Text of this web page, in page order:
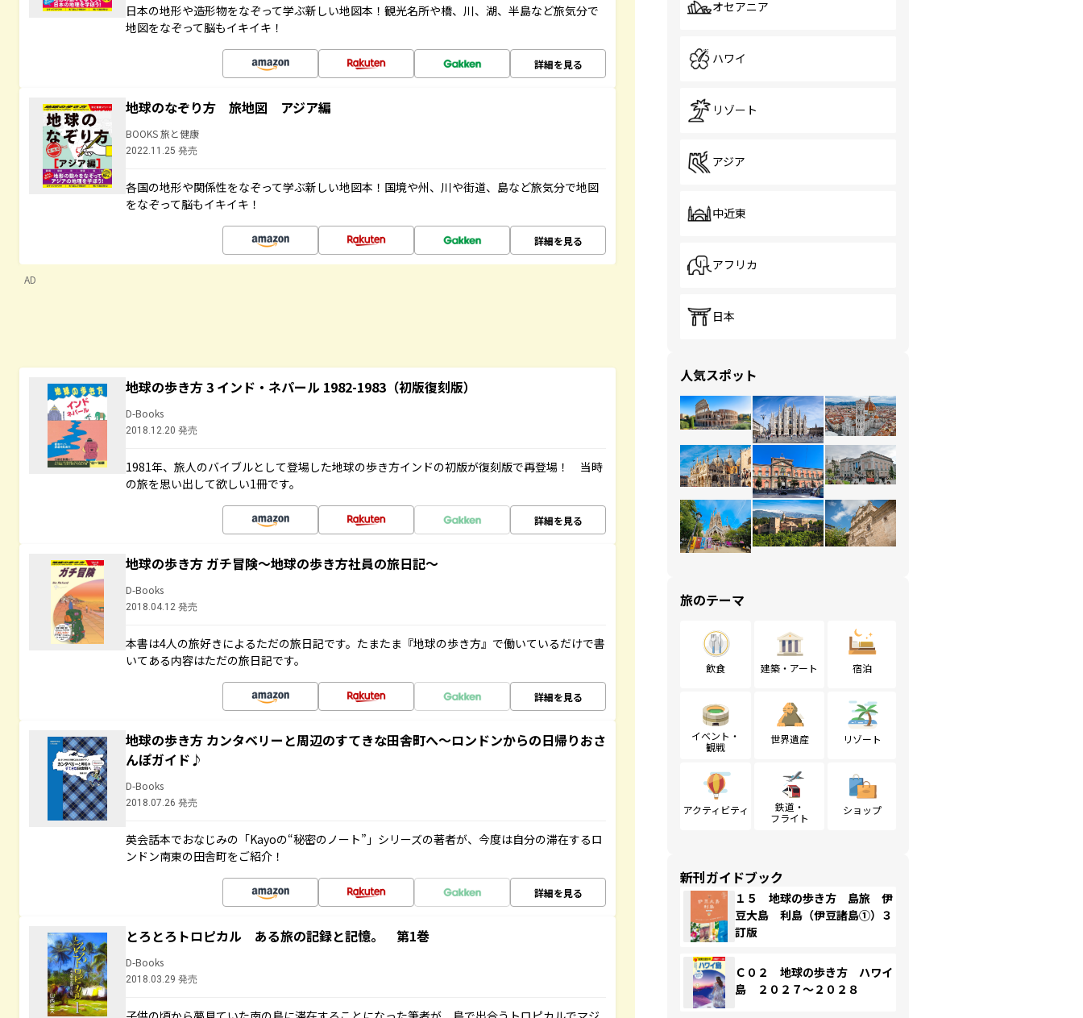
日本の地形や造形物をなぞって学ぶ新しい地図本！観光名所や橋、川、湖、半島など旅気分で
地図をなぞって脳もイキイキ！
詳細を見る
地球のなぞり方 旅地図 アジア編
BOOKS 旅と健康
2022.11.25 発売
各国の地形や関係性をなぞって学ぶ新しい地図本！国境や州、川や街道、島など旅気分で地図
をなぞって脳もイキイキ！
詳細を見る
AD
地球の歩き方 3 インド・ネパール 1982-1983（初版復刻版）
D-Books
2018.12.20 発売
1981年、旅人のバイブルとして登場した地球の歩き方インドの初版が復刻版で再登場！ 当時
の旅を思い出して欲しい1冊です。
詳細を見る
地球の歩き方 ガチ冒険～地球の歩き方社員の旅日記～
D-Books
2018.04.12 発売
本書は4人の旅好きによるただの旅日記です。たまたま『地球の歩き方』で働いているだけで書
いてある内容はただの旅日記です。
詳細を見る
地球の歩き方 カンタベリーと周辺のすてきな田舎町へ～ロンドンからの日帰りおさ
んぽガイド♪
D-Books
2018.07.26 発売
英会話本でおなじみの「Kayoの“秘密のノート”」シリーズの著者が、今度は自分の滞在するロ
ンドン南東の田舎町をご紹介！
詳細を見る
とろとろトロピカル ある旅の記録と記憶。 第1巻
D-Books
2018.03.29 発売
オセアニア
ハワイ
リゾート
アジア
中近東
アフリカ
日本
人気スポット
旅のテーマ
飲食 建築・アート 宿泊
イベント・
観戦
世界遺産 リゾート
アクティビティ
鉄道・
フライト
ショップ
新刊ガイドブック
１５ 地球の歩き方 島旅 伊
豆大島 利島（伊豆諸島①）３
訂版
Ｃ０２ 地球の歩き方 ハワイ
島 ２０２７～２０２８